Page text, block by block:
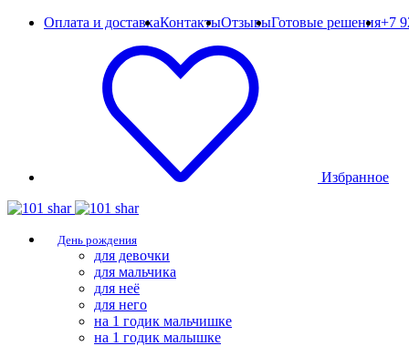
Оплата и доставкаКонтактыОтзывыГотовые решения+7
Избранное
День рождения
для девочки
для мальчика
для неё
для него
на 1 годик мальчишке
на 1 годик малышке